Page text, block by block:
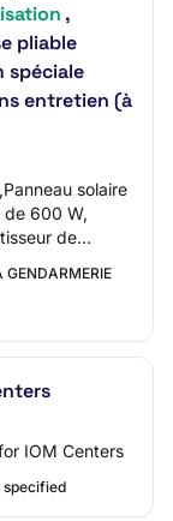
,
pliable
spéciale
entretien (à
solaire
de 600 W,
de
GENDARMERIE
IOM Centers
specified